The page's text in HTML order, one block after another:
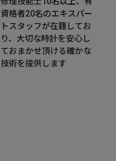
資格者20名のエキスパー
トスタッフが在籍してお
り、大切な時計を安心し
ておまかせ頂ける確かな
技術を提供します